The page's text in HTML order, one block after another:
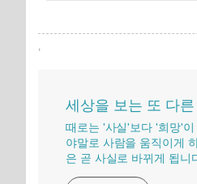
,
세상을 보는 또 다른
때로는 '사실'보다 '희망'
야말로 사람을 움직이게
은 곧 사실로 바뀌게 됩니